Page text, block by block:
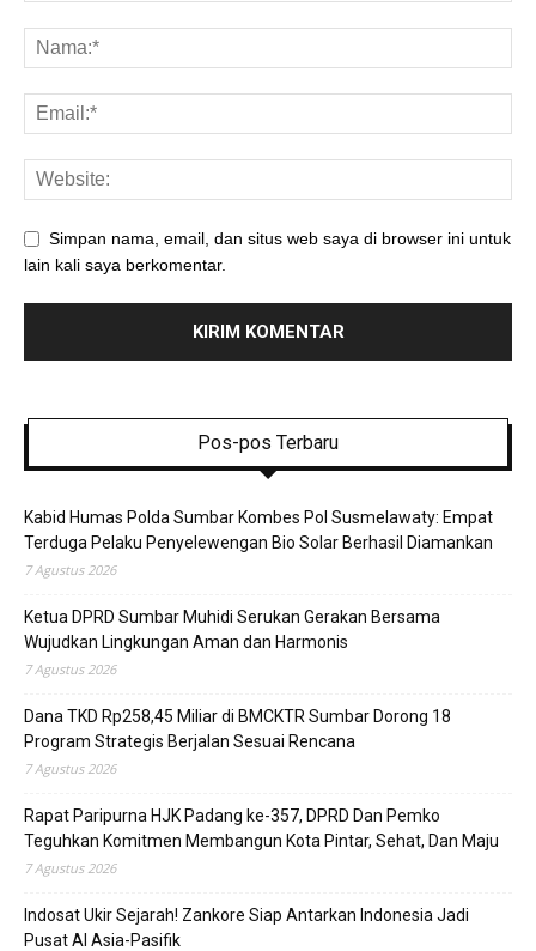
Simpan nama, email, dan situs web saya di browser ini untuk
lain kali saya berkomentar.
Pos-pos Terbaru
Kabid Humas Polda Sumbar Kombes Pol Susmelawaty: Empat
Terduga Pelaku Penyelewengan Bio Solar Berhasil Diamankan
7 Agustus 2026
Ketua DPRD Sumbar Muhidi Serukan Gerakan Bersama
Wujudkan Lingkungan Aman dan Harmonis
7 Agustus 2026
Dana TKD Rp258,45 Miliar di BMCKTR Sumbar Dorong 18
Program Strategis Berjalan Sesuai Rencana
7 Agustus 2026
Rapat Paripurna HJK Padang ke-357, DPRD Dan Pemko
Teguhkan Komitmen Membangun Kota Pintar, Sehat, Dan Maju
7 Agustus 2026
Indosat Ukir Sejarah! Zankore Siap Antarkan Indonesia Jadi
Pusat AI Asia-Pasifik